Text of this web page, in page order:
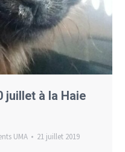
juillet à la Haie
UMA 21 juillet 2019